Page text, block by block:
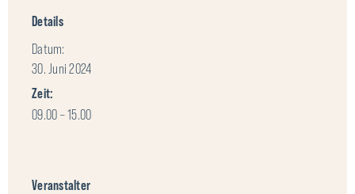
Details
Datum:
30. Juni 2024
Zeit:
09.00 – 15.00
Veranstalter